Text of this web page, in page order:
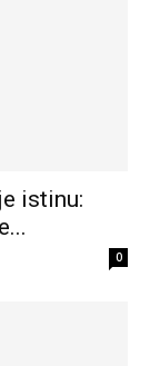
istinu:
0